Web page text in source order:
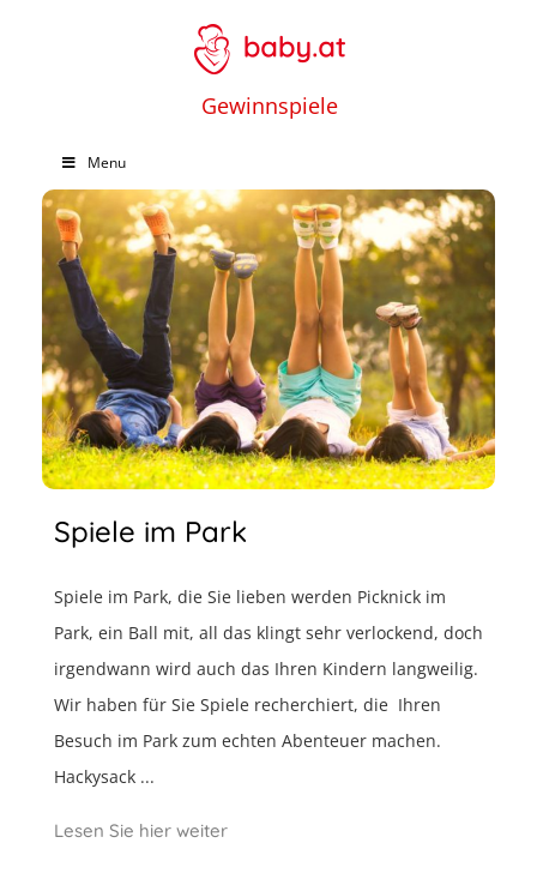
Gewinnspiele
Menu
Spiele im Park
Spiele im Park, die Sie lieben werden Picknick im
Park, ein Ball mit, all das klingt sehr verlockend, doch
irgendwann wird auch das Ihren Kindern langweilig.
Wir haben für Sie Spiele recherchiert, die Ihren
Besuch im Park zum echten Abenteuer machen.
Hackysack ...
Lesen Sie hier weiter